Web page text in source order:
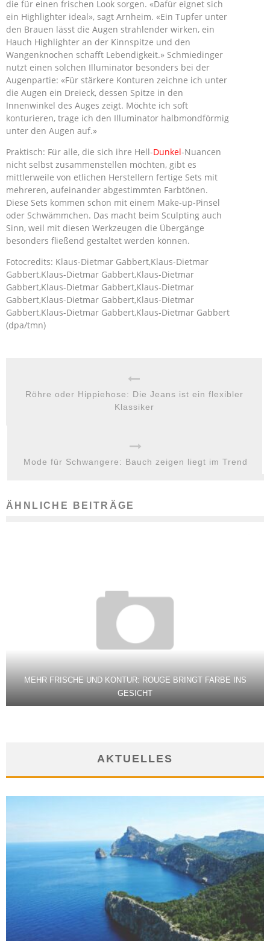
die für einen frischen Look sorgen. «Dafür eignet sich
ein Highlighter ideal», sagt Arnheim. «Ein Tupfer unter
den Brauen lässt die Augen strahlender wirken, ein
Hauch Highlighter an der Kinnspitze und den
Wangenknochen schafft Lebendigkeit.» Schmiedinger
nutzt einen solchen Illuminator besonders bei der
Augenpartie: «Für stärkere Konturen zeichne ich unter
die Augen ein Dreieck, dessen Spitze in den
Innenwinkel des Auges zeigt. Möchte ich soft
konturieren, trage ich den Illuminator halbmondförmig
unter den Augen auf.»
Praktisch: Für alle, die sich ihre Hell-Dunkel-Nuancen
nicht selbst zusammenstellen möchten, gibt es
mittlerweile von etlichen Herstellern fertige Sets mit
mehreren, aufeinander abgestimmten Farbtönen.
Diese Sets kommen schon mit einem Make-up-Pinsel
oder Schwämmchen. Das macht beim Sculpting auch
Sinn, weil mit diesen Werkzeugen die Übergänge
besonders fließend gestaltet werden können.
Fotocredits: Klaus-Dietmar Gabbert,Klaus-Dietmar
Gabbert,Klaus-Dietmar Gabbert,Klaus-Dietmar
Gabbert,Klaus-Dietmar Gabbert,Klaus-Dietmar
Gabbert,Klaus-Dietmar Gabbert,Klaus-Dietmar
Gabbert,Klaus-Dietmar Gabbert,Klaus-Dietmar Gabbert
(dpa/tmn)
Röhre oder Hippiehose: Die Jeans ist ein flexibler
Klassiker
Mode für Schwangere: Bauch zeigen liegt im Trend
ÄHNLICHE BEITRÄGE
MEHR FRISCHE UND KONTUR: ROUGE BRINGT FARBE INS
GESICHT
AKTUELLES